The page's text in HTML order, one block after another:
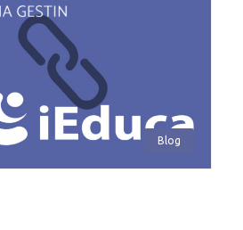
Blog